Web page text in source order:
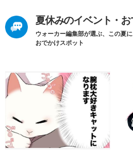
夏休みのイベント・
ウォーカー編集部が選ぶ、この夏
おでかけスポット